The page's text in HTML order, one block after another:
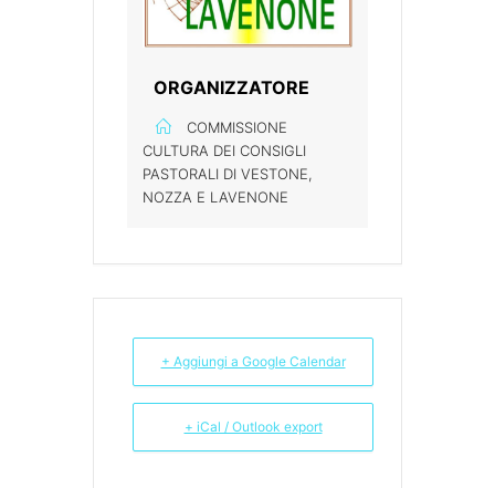
ORGANIZZATORE
COMMISSIONE
CULTURA DEI CONSIGLI
PASTORALI DI VESTONE,
NOZZA E LAVENONE
+ Aggiungi a Google Calendar
+ iCal / Outlook export